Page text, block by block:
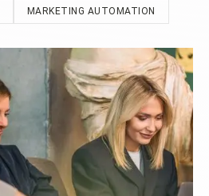
MARKETING AUTOMATION